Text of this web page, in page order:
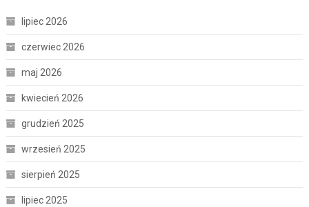
lipiec 2026
czerwiec 2026
maj 2026
kwiecień 2026
grudzień 2025
wrzesień 2025
sierpień 2025
lipiec 2025